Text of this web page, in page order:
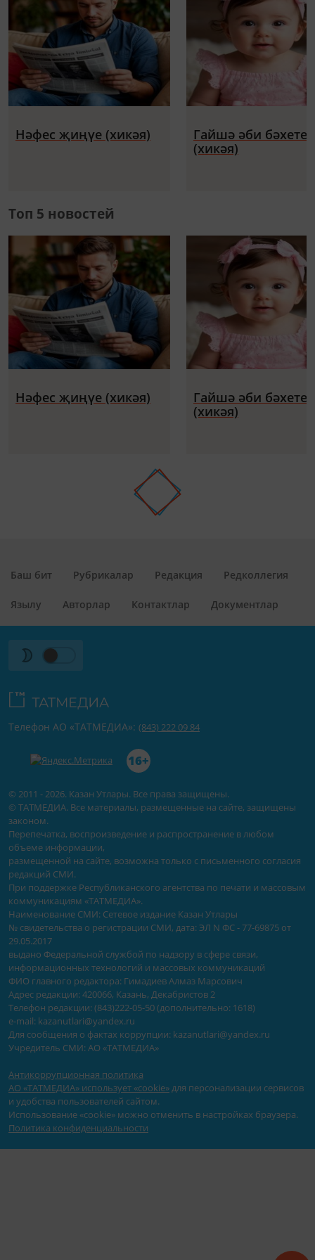
Нәфес җиңүе (хикәя)
Гайшә әби бәхете
(хикәя)
Топ 5 новостей
Нәфес җиңүе (хикәя)
Гайшә әби бәхете
(хикәя)
Баш бит Рубрикалар Редакция Редколлегия
Язылу Авторлар Контактлар Документлар
© 2011 - 2026. Казан Утлары. Все права защищены.
© ТАТМЕДИА. Все материалы, размещенные на сайте, защищены
законом.
Перепечатка, воспроизведение и распространение в любом
объеме информации,
размещенной на сайте, возможна только с письменного согласия
редакций СМИ.
При поддержке Республиканского агентства по печати и массовым
коммуникациям «ТАТМЕДИА».
Наименование СМИ: Сетевое издание Казан Утлары
№ свидетельства о регистрации СМИ, дата: ЭЛ N ФС - 77-69875 от
29.05.2017
выдано Федеральной службой по надзору в сфере связи,
информационных технологий и массовых коммуникаций
ФИО главного редактора: Гимадиев Алмаз Марсович
Адрес редакции: 420066, Казань, Декабристов 2
Телефон редакции: (843)222-05-50 (дополнительно: 1618)
e-mail: kazanutlari@yandex.ru
Для сообщения о фактах коррупции: kazanutlari@yandex.ru
Учредитель СМИ: АО «ТАТМЕДИА»
Антикоррупционная политика
АО «ТАТМЕДИА» использует «cookie»для персонализации сервисов
и удобства пользователей сайтом.
Использование «cookie» можно отменить в настройках браузера.
Политика конфиденциальности
Телефон АО «ТАТМЕДИА»: (843) 222 09 84
16+